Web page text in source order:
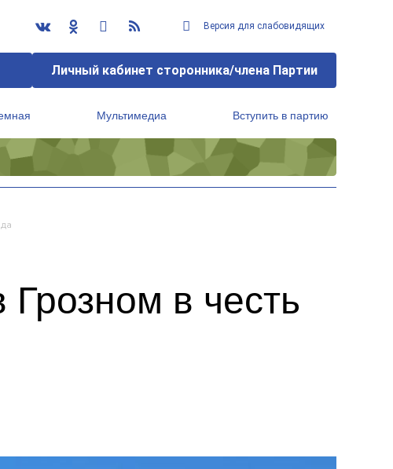
Версия для слабовидящих
Личный кабинет сторонника/члена Партии
Мультимедиа Вступить в партию
в честь